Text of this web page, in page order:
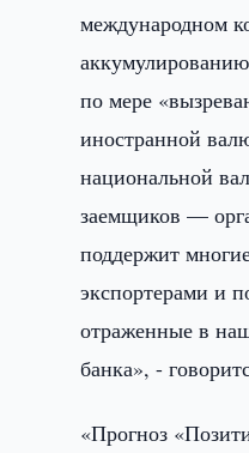
международном
по мере
иностранной
национальной
заемщиков —
поддержит
экспортерами и
отраженные в
банка», -
«Прогноз